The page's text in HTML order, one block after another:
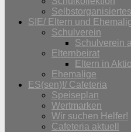
SIE/ Eltern und
Schulverein
Schulverein
Elternbeirat
Eltern in
Ehemalige
ES(sen)!/ Cafeteria
Speiseplan
Wertmarken
Wir suchen Helfer!
Cafeteria aktuell